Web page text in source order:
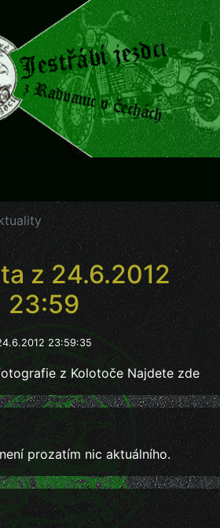
prozatím nic aktuálního.
z 24.6.2012
23:59
23:59:35
z Kolotoče Najdete zde